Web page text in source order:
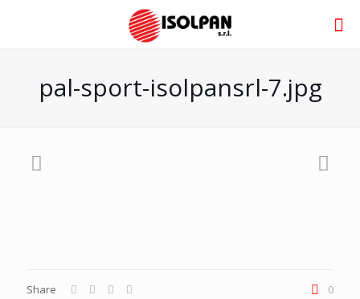
pal-sport-isolpansrl-7.jpg
Share 0